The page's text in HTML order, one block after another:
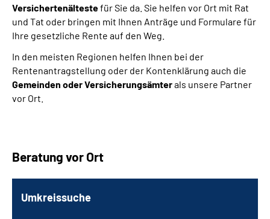
Versichertenältestefür Sie da. Sie helfen vor Ort mit Rat
und Tat oder bringen mit Ihnen Anträge und Formulare für
Ihre gesetzliche Rente auf den Weg.
In den meisten Regionen helfen Ihnen bei der
Rentenantragstellung oder der Kontenklärung auch die
Gemeinden oder Versicherungsämterals unsere Partner
vor Ort.
Beratung vor Ort
Umkreissuche